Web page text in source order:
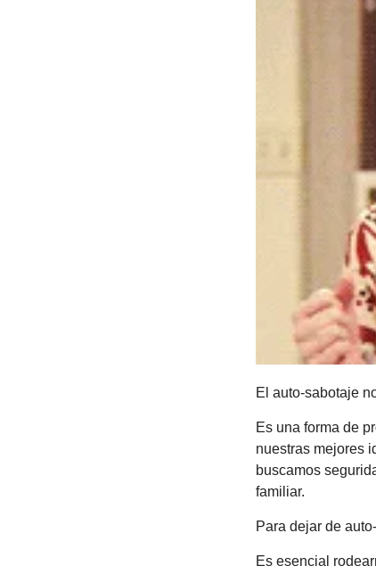
El auto-sabotaje
Es una forma de
nuestras mejores
buscamos
familiar.
Para dejar de
Es esencial